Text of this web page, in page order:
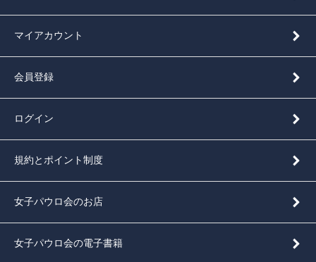
マイアカウント
会員登録
ログイン
規約とポイント制度
女子パウロ会のお店
女子パウロ会の電子書籍